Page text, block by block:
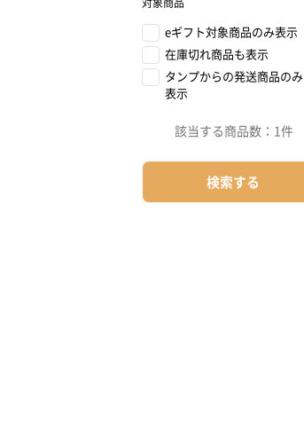
eギフト対象商品のみ表示
在庫切れ商品も表示
タンプからの発送商品のみ
表示
該当する商品数： 1件
検索する